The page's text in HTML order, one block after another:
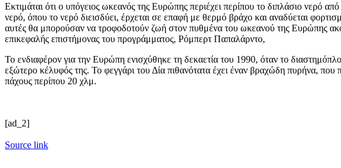
Εκτιμάται ότι ο υπόγειος ωκεανός της Ευρώπης περιέχει περίπου το διπλάσιο
νερό, όπου το νερό διεισδύει, έρχεται σε επαφή με θερμό βράχο και αναδύεται
αυτές θα μπορούσαν να τροφοδοτούν ζωή στον πυθμένα του ωκεανού της Ευρώπης
επικεφαλής επιστήμονας του προγράμματος, Ρόμπερτ Παπαλάρντο,
Το ενδιαφέρον για την Ευρώπη ενισχύθηκε τη δεκαετία του 1990, όταν το
εξώτερο κέλυφός της. Το φεγγάρι του Δία πιθανότατα έχει έναν βραχώδη πυρήνα,
πάχους περίπου 20 χλμ.
[ad_2]
Source link